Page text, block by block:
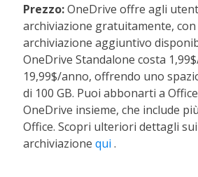
Prezzo:OneDrive offre agli
archiviazione gratuitamente, con
archiviazione aggiuntivo
OneDrive Standalone costa
19,99$/anno, offrendo uno
di 100 GB. Puoi abbonarti a
OneDrive insieme, che include
Office. Scopri ulteriori dettagli
archiviazionequi .